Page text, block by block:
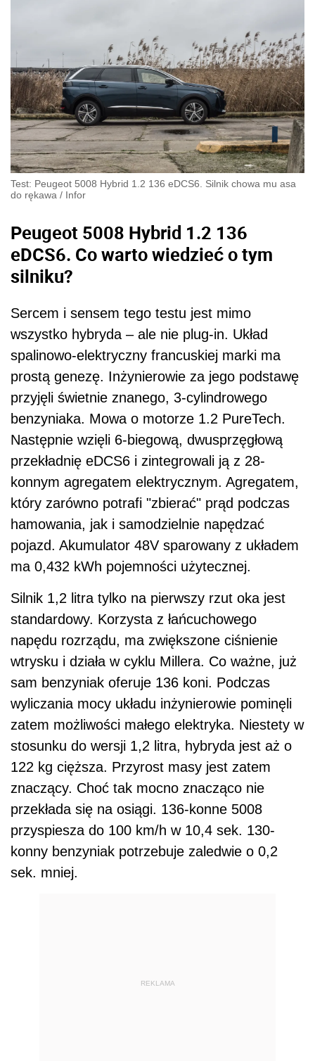
Test: Peugeot 5008 Hybrid 1.2 136 eDCS6. Silnik chowa mu asa
do rękawa / Infor
Peugeot 5008 Hybrid 1.2 136
eDCS6. Co warto wiedzieć o tym
silniku?
Sercem i sensem tego testu jest mimo
wszystko hybryda – ale nie plug-in. Układ
spalinowo-elektryczny francuskiej marki ma
prostą genezę. Inżynierowie za jego podstawę
przyjęli świetnie znanego, 3-cylindrowego
benzyniaka. Mowa o motorze 1.2 PureTech.
Następnie wzięli 6-biegową, dwusprzęgłową
przekładnię eDCS6 i zintegrowali ją z 28-
konnym agregatem elektrycznym. Agregatem,
który zarówno potrafi "zbierać" prąd podczas
hamowania, jak i samodzielnie napędzać
pojazd. Akumulator 48V sparowany z układem
ma 0,432 kWh pojemności użytecznej.
Silnik 1,2 litra tylko na pierwszy rzut oka jest
standardowy. Korzysta z łańcuchowego
napędu rozrządu, ma zwiększone ciśnienie
wtrysku i działa w cyklu Millera. Co ważne, już
sam benzyniak oferuje 136 koni. Podczas
wyliczania mocy układu inżynierowie pominęli
zatem możliwości małego elektryka. Niestety w
stosunku do wersji 1,2 litra, hybryda jest aż o
122 kg cięższa. Przyrost masy jest zatem
znaczący. Choć tak mocno znacząco nie
przekłada się na osiągi. 136-konne 5008
przyspiesza do 100 km/h w 10,4 sek. 130-
konny benzyniak potrzebuje zaledwie o 0,2
sek. mniej.
REKLAMA